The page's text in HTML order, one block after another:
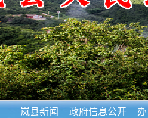
岚县新闻 政府信息公开